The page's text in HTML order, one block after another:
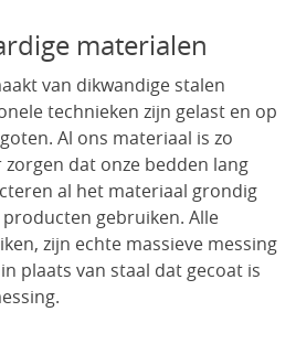
materialen
van dikwandige stalen
technieken zijn gelast en op
Al ons materiaal is zo
zorgen dat onze bedden lang
al het materiaal grondig
gebruiken. Alle
zijn echte massieve messing
plaats van staal dat gecoat is